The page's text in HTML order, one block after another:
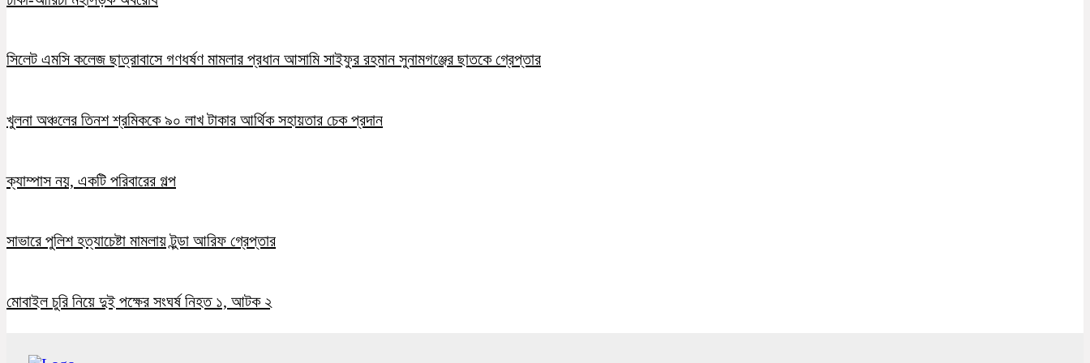
সিলেট এমসি কলেজ ছাত্রাবাসে গণধর্ষণ মামলার প্রধান আসামি সাইফুর রহমান সুনামগঞ্জের ছাতকে গ্রেপ্তার
খুলনা অঞ্চলের তিনশ শ্রমিককে ৯০ লাখ টাকার আর্থিক সহায়তার চেক প্রদান
ক্যাম্পাস নয়, একটি পরিবারের গল্প
সাভারে পুলিশ হত্যাচেষ্টা মামলায় টুন্ডা আরিফ গ্রেপ্তার
মোবাইল চুরি নিয়ে দুই পক্ষের সংঘর্ষ নিহত ১, আটক ২